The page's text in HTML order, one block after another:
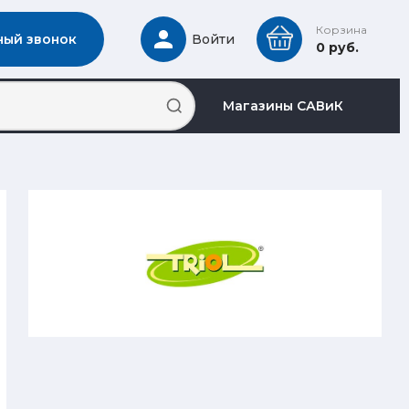
звонок Войти
Корзина
0 руб.
Магазины САВиК